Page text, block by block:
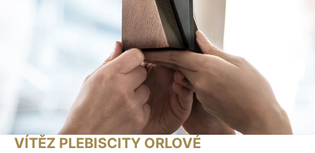
VÍTĚZ PLEBISCITY ORLOVÉ